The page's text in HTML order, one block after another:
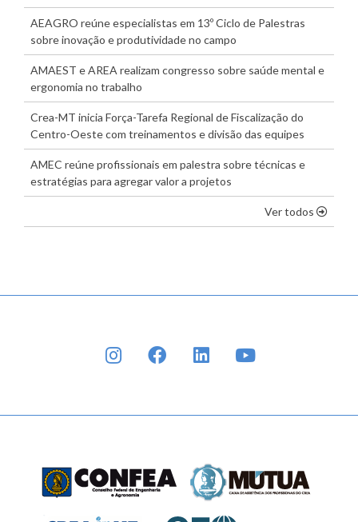
AEAGRO reúne especialistas em 13º Ciclo de Palestras
sobre inovação e produtividade no campo
AMAEST e AREA realizam congresso sobre saúde mental e
ergonomia no trabalho
Crea-MT inicia Força-Tarefa Regional de Fiscalização do
Centro-Oeste com treinamentos e divisão das equipes
AMEC reúne profissionais em palestra sobre técnicas e
estratégias para agregar valor a projetos
Ver todos os
INSTAGRAMFACEBOOKLINKEDIN